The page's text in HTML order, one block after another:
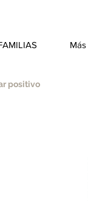
Más
positivo